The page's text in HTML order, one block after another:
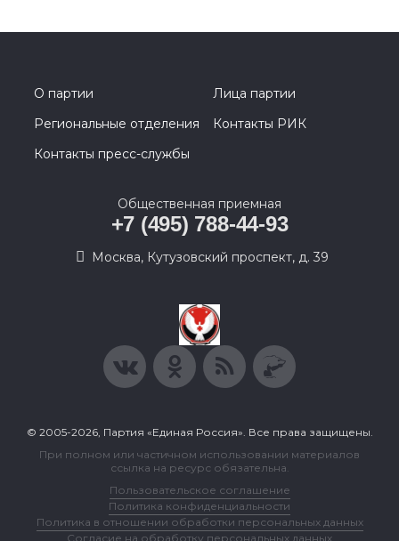
О партии
Лица партии
Региональные отделения
Контакты РИК
Контакты пресс-службы
Общественная приемная
+7 (495) 788-44-93
Москва, Кутузовский проспект, д. 39
© 2005-2026, Партия «Единая Россия». Все права защищены.
При полном или частичном использовании материалов
ссылка на ресурс обязательна.
Пользовательское соглашение
Политика конфиденциальности
Политика в отношении обработки персональных данных
Согласие на обработку персональных данных